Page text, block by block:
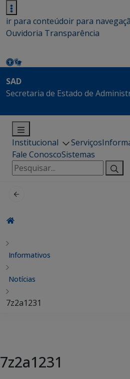
ir para conteúdoir para
Ouvidoria Transparência
SAD
Secretaria de Estado de
Institucional Serviços
Fale ConoscoSistemas
Pesquisar
por:
Informativos
Notícias
7z2a1231
7z2a1231